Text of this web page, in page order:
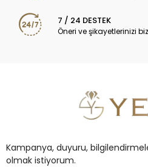
7 / 24 DESTEK
Öneri ve şikayetlerinizi
Kampanya, duyuru,
olmak istiyorum.